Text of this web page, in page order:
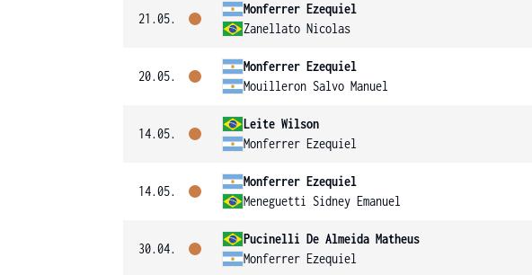
21.05.
Monferrer Ezequiel
Zanellato Nicolas
20.05.
Monferrer Ezequiel
Mouilleron Salvo Manuel
14.05.
Leite Wilson
Monferrer Ezequiel
14.05.
Monferrer Ezequiel
Meneguetti Sidney Emanuel
30.04.
Pucinelli De Almeida Matheus
Monferrer Ezequiel